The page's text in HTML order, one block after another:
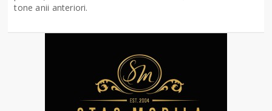
tone anii anteriori.